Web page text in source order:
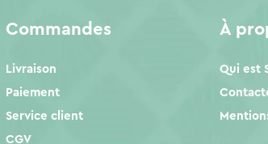
Commandes
Livraison
Paiement
Service client
CGV
À
Qui est